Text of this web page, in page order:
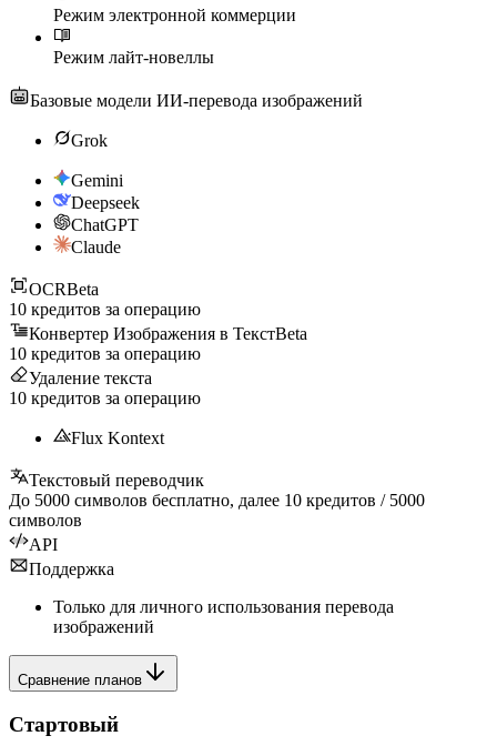
Режим электронной коммерции
Режим лайт-новеллы
Базовые модели ИИ-перевода изображений
Grok
Gemini
Deepseek
ChatGPT
Claude
OCRBeta
10 кредитов за операцию
Конвертер Изображения в ТекстBeta
10 кредитов за операцию
Удаление текста
10 кредитов за операцию
Flux Kontext
Текстовый переводчик
До 5000 символов бесплатно, далее 10 кредитов / 5000
символов
API
Поддержка
Только для личного использования перевода
изображений
Сравнение планов
Стартовый